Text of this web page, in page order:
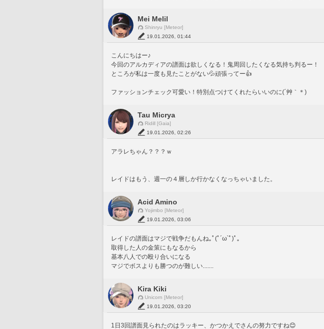
Mei Melil
Shinryu [Meteor]
19.01.2026, 01:44
こんにちはー♪
今回のアルカディアの譜面は欲しくなる！鬼周回したくなる気持ち判るー！
ところが私は一度も見たことがない💦頑張ってー👍
ファッションチェック可愛い！特別点つけてくれたらいいのに(´艸｀＊)
Tau Micrya
Ridill [Gaia]
19.01.2026, 02:26
アラレちゃん？？？ｗ
レイドはもう、週一の４層しか行かなくなっちゃいました。
Acid Amino
Yojimbo [Meteor]
19.01.2026, 03:06
レイドの譜面はマジで戦争だもんね｡ﾟ(ﾟ´ω`ﾟ)ﾟ｡
取得した人の金策にもなるから
基本八人での殴り合いになる
マジでボスよりも勝つのが難しい.......
Kira Kiki
Unicorn [Meteor]
19.01.2026, 03:20
1日3回譜面見られたのはラッキー、かつかえでさんの努力ですね😊